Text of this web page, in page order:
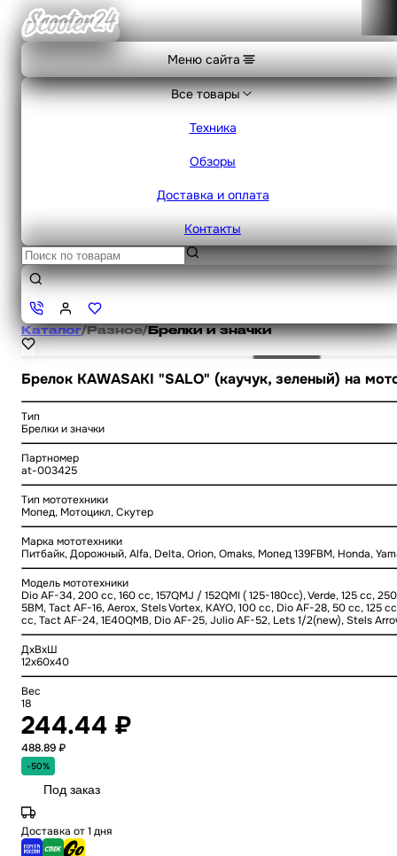
Меню сайта
Все товары
Техника
Обзоры
Доставка и оплата
Контакты
Каталог/Разное/Брелки и значки
Брелок KAWASAKI "SALO" (каучук, зеленый) на
Тип
Брелки и значки
Партномер
at-003425
Тип мототехники
Мопед, Мотоцикл, Скутер
Марка мототехники
Питбайк, Дорожный, Alfa, Delta, Orion, Omaks, Мопед 139FBM, Honda,
Модель мототехники
Dio AF-34, 200 cc, 160 cc, 157QMJ / 152QMI ( 125-180cc), Verde, 125 cc,
5BM, Tact AF-16, Aerox, Stels Vortex, KAYO, 100 cc, Dio AF-28, 50 cc,
cc, Tact AF-24, 1E40QMB, Dio AF-25, Julio AF-52, Lets 1/2(new), Stels
ДхВхШ
12x60x40
Вес
18
244.44 ₽
488.89 ₽
-50%
Под заказ
Доставка от 1 дня